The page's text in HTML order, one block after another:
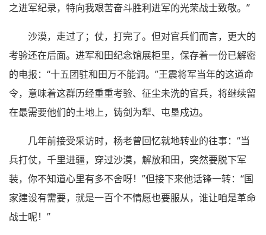
之进军纪录，特向我艰苦奋斗胜利进军的光荣战士致敬。”
沙漠，走过了；仗，打完了。但对官兵们而言，更大的
考验还在后面。进军和田纪念馆展柜里，保存着一份已解密
的电报：“十五团驻和田万不能调。”王震将军当年的这道命
令，意味着这群历经重重考验、征尘未洗的官兵，将继续留
在最需要他们的土地上，铸剑为犁、屯垦戍边。
几年前接受采访时，杨老曾回忆就地转业的往事：“当
兵打仗，千里进疆，穿过沙漠，解放和田，突然要脱下军
装，你不知道心里有多不舍呀！”但接下来他话锋一转：“国
家建设有需要，就是一百个不情愿也要服从，谁让咱是革命
战士呢！”